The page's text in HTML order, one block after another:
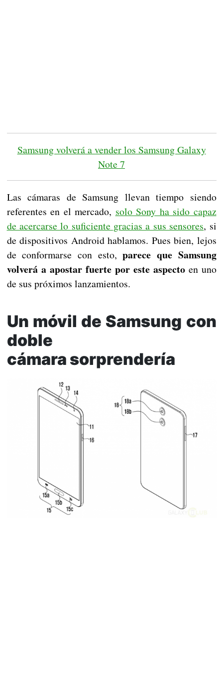
Samsung volverá a vender los Samsung Galaxy
Note 7
Las cámaras de Samsung llevan tiempo siendo
referentes en el mercado, solo Sony ha sido capaz
de acercarse lo suficiente gracias a sus sensores, si
de dispositivos Android hablamos. Pues bien, lejos
de conformarse con esto,parece que Samsung
volverá a apostar fuerte por este aspectoen uno
de sus próximos lanzamientos.
Un móvil de Samsung con
doble
cámara sorprendería